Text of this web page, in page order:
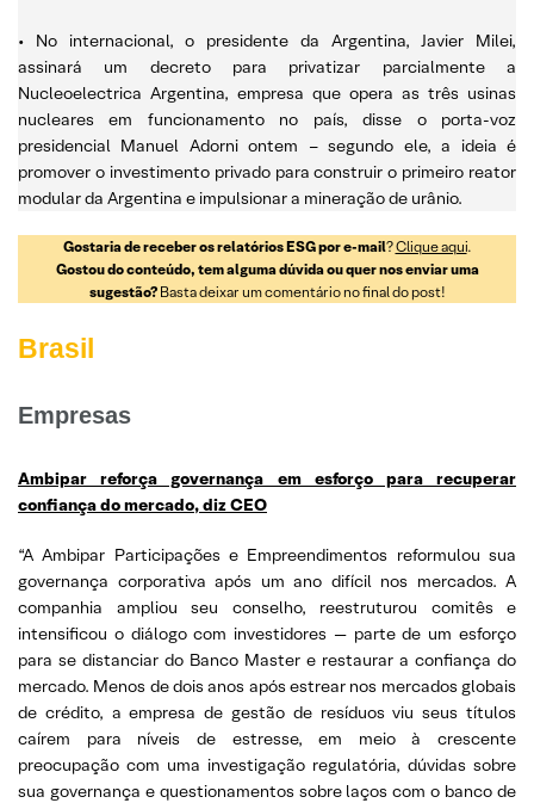
• No internacional, o presidente da Argentina, Javier Milei,
assinará um decreto para privatizar parcialmente a
Nucleoelectrica Argentina, empresa que opera as três usinas
nucleares em funcionamento no país, disse o porta-voz
presidencial Manuel Adorni ontem – segundo ele, a ideia é
promover o investimento privado para construir o primeiro reator
modular da Argentina e impulsionar a mineração de urânio.
Gostaria de receber os relatórios ESG por e-mail?Clique aqui.
Gostou do conteúdo, tem alguma dúvida ou quer nos enviar uma
sugestão?Basta deixar um comentário no final do post!
Brasil
Empresas
Ambipar reforça governança em esforço para recuperar
confiança do mercado, diz CEO
“A Ambipar Participações e Empreendimentos reformulou sua
governança corporativa após um ano difícil nos mercados. A
companhia ampliou seu conselho, reestruturou comitês e
intensificou o diálogo com investidores — parte de um esforço
para se distanciar do Banco Master e restaurar a confiança do
mercado. Menos de dois anos após estrear nos mercados globais
de crédito, a empresa de gestão de resíduos viu seus títulos
caírem para níveis de estresse, em meio à crescente
preocupação com uma investigação regulatória, dúvidas sobre
sua governança e questionamentos sobre laços com o banco de